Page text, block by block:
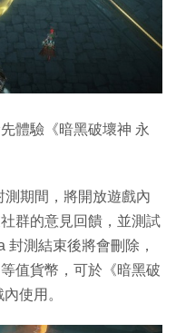
體驗《暗黑破壞神 永
期間，將開放遊戲內
群的意見回饋，並測試
測結束後將會刪除，
值貨幣，可於《暗黑破
使用。